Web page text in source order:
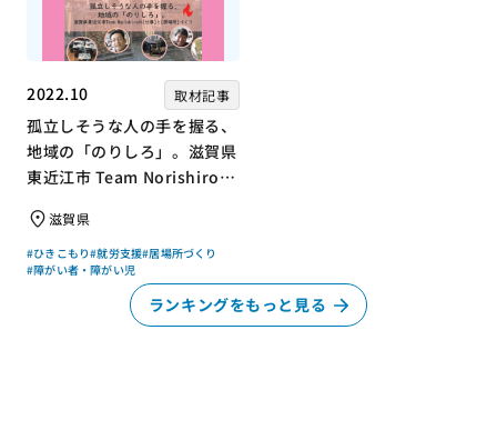
2022.10 取材記事
孤立しそうな人の手を握る、
地域の「のりしろ」。滋賀県
東近江市 Team Norishiroの
滋賀県
#ひきこもり#就労支援#居場所づくり
#障がい者・障がい児
ランキングをもっと見る